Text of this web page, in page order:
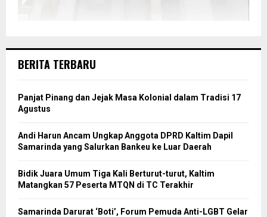
BERITA TERBARU
Panjat Pinang dan Jejak Masa Kolonial dalam Tradisi 17
Agustus
Andi Harun Ancam Ungkap Anggota DPRD Kaltim Dapil
Samarinda yang Salurkan Bankeu ke Luar Daerah
Bidik Juara Umum Tiga Kali Berturut-turut, Kaltim
Matangkan 57 Peserta MTQN di TC Terakhir
Samarinda Darurat ‘Boti’, Forum Pemuda Anti-LGBT Gelar